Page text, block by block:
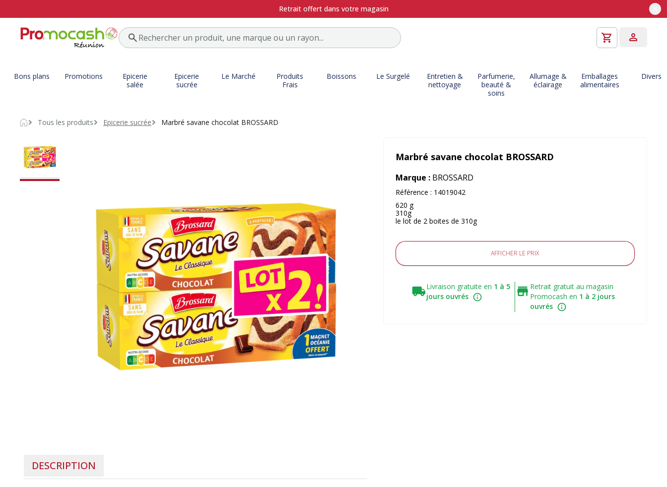
Retrait offert dans votre magasin
Bons plans Promotions
Epicerie
salée
Epicerie
sucrée
Le Marché
Produits
Frais
Boissons Le Surgelé
Entretien &
nettoyage
Parfumerie,
beauté &
soins
Allumage &
éclairage
Emballages
alimentaires
Divers
Tous les produits Epicerie sucrée Marbré savane chocolat BROSSARD
Marbré savane chocolat BROSSARD
Marque : BROSSARD
Référence : 14019042
620 g
310g
le lot de 2 boites de 310g
AFFICHER LE PRIX
Livraison gratuite en 1 à 5
jours ouvrés
Retrait gratuit au magasin
Promocash en 1 à 2 jours
ouvrés
DESCRIPTION